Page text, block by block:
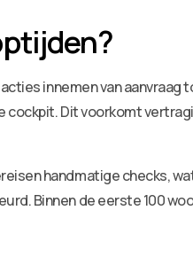
innemen van aanvraag
Dit voorkomt
handmatige checks,
Binnen de eerste 100